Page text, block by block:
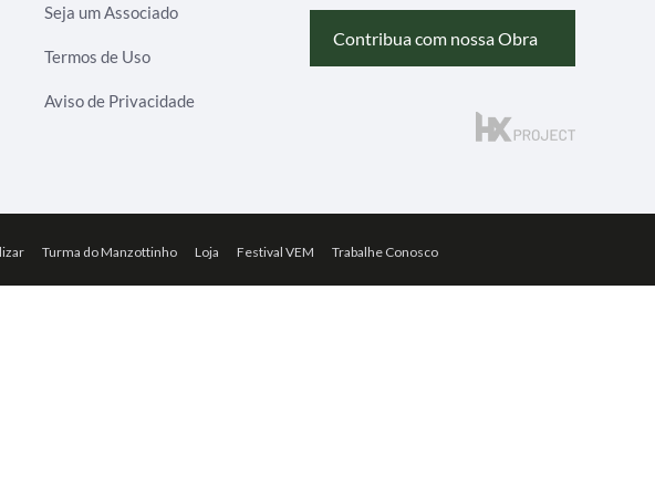
Seja um Associado
Termos de Uso
Aviso de Privacidade
Contribua com nossa Obra